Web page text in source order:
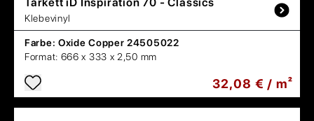
Tarkett iD Inspiration 70 - Classics
Klebevinyl
Farbe: Oxide Copper 24505022
Format: 666 x 333 x 2,50 mm
32,08 € / m²